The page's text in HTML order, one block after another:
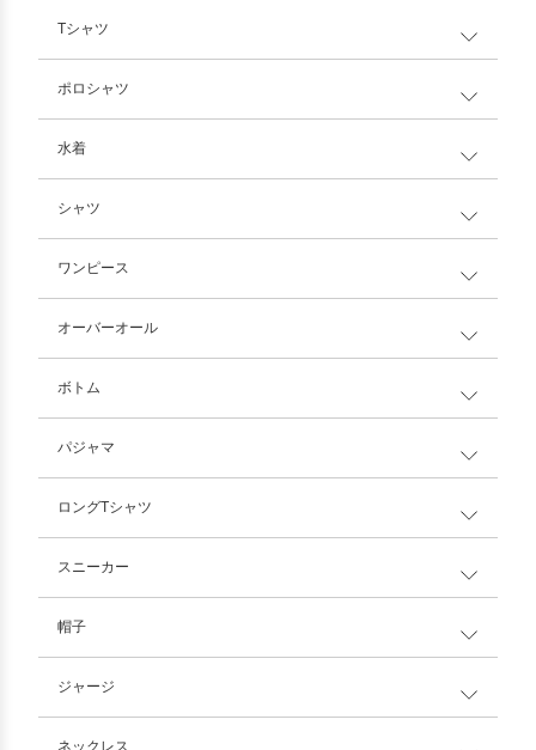
Tシャツ
ポロシャツ
水着
シャツ
ワンピース
オーバーオール
ボトム
パジャマ
ロングTシャツ
スニーカー
帽子
ジャージ
ネックレス